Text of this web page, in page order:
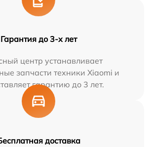
Гарантия до 3-х лет
центр устанавливает
запчасти техники Xiaomi и
гарантию до 3 лет.
доставка